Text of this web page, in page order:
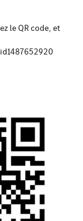
le QR code, et